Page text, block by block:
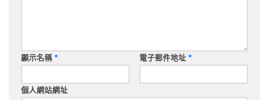
顯示名稱 * 電子郵件地址 *
個人網站網址